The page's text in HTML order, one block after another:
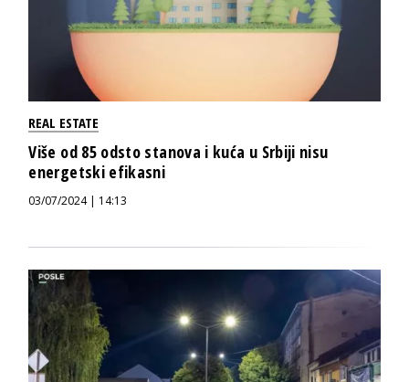
REAL ESTATE
Više od 85 odsto stanova i kuća u Srbiji nisu
energetski efikasni
03/07/2024 | 14:13